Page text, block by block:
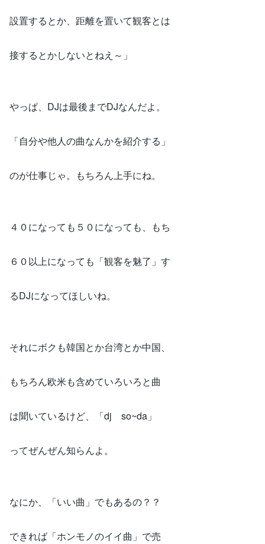
設置するとか、距離を置いて観客とは
接するとかしないとねえ～」
やっぱ、DJは最後までDJなんだよ。
「自分や他人の曲なんかを紹介する」
のが仕事じゃ。もちろん上手にね。
４０になっても５０になっても、もち
６０以上になっても「観客を魅了」す
るDJになってほしいね。
それにボクも韓国とか台湾とか中国、
もちろん欧米も含めていろいろと曲
は聞いているけど、「dj so~da」
ってぜんぜん知らんよ。
なにか、「いい曲」でもあるの？？
できれば「ホンモノのイイ曲」で売